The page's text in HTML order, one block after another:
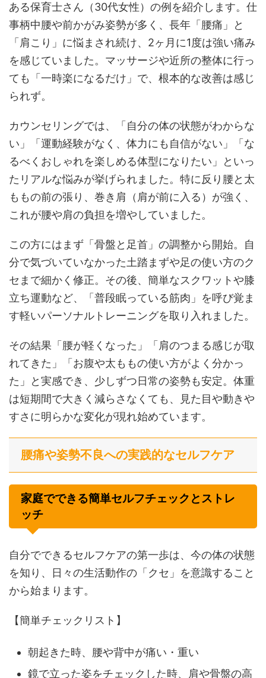
ある保育士さん（30代女性）の例を紹介します。仕
事柄中腰や前かがみ姿勢が多く、長年「腰痛」と
「肩こり」に悩まされ続け、2ヶ月に1度は強い痛み
を感じていました。マッサージや近所の整体に行っ
ても「一時楽になるだけ」で、根本的な改善は感じ
られず。
カウンセリングでは、「自分の体の状態がわからな
い」「運動経験がなく、体力にも自信がない」「な
るべくおしゃれを楽しめる体型になりたい」といっ
たリアルな悩みが挙げられました。特に反り腰と太
ももの前の張り、巻き肩（肩が前に入る）が強く、
これが腰や肩の負担を増やしていました。
この方にはまず「骨盤と足首」の調整から開始。自
分で気づいていなかった土踏まずや足の使い方のク
セまで細かく修正。その後、簡単なスクワットや膝
立ち運動など、「普段眠っている筋肉」を呼び覚ま
す軽いパーソナルトレーニングを取り入れました。
その結果「腰が軽くなった」「肩のつまる感じが取
れてきた」「お腹や太ももの使い方がよく分かっ
た」と実感でき、少しずつ日常の姿勢も安定。体重
は短期間で大きく減らさなくても、見た目や動きや
すさに明らかな変化が現れ始めています。
腰痛や姿勢不良への実践的なセルフケア
家庭でできる簡単セルフチェックとストレ
ッチ
自分でできるセルフケアの第一歩は、今の体の状態
を知り、日々の生活動作の「クセ」を意識すること
から始まります。
【簡単チェックリスト】
朝起きた時、腰や背中が痛い・重い
鏡で立った姿をチェックした時、肩や骨盤の高